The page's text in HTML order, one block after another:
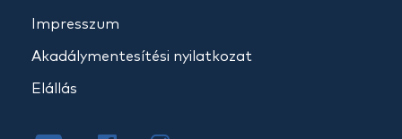
Impresszum
Akadálymentesítési nyilatkozat
Elállás